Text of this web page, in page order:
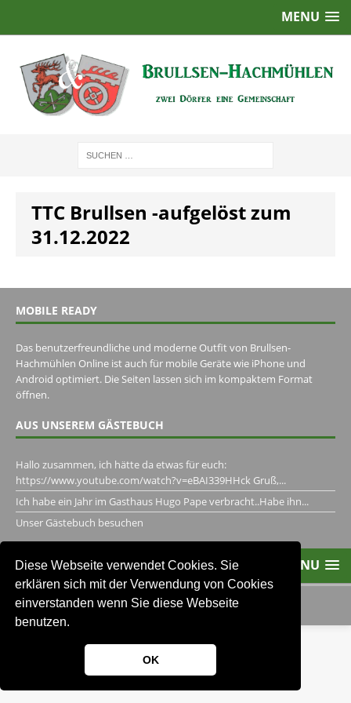
Diese Webseite verwendet Cookies. Sie
erklären sich mit der Verwendung von Cookies
einverstanden wenn Sie diese Webseite
benutzen.
OK
MENU
TTC Brullsen -aufgelöst zum
31.12.2022
MOBILE READY
Das benutzerfreundliche und moderne Outfit von Brullsen-
Hachmühlen Online ist auch für mobile Geräte wie iPhone und
Android optimiert. Die Seiten lassen sich im kompaktem Format
öffnen.
AUS UNSEREM GÄSTEBUCH
Hallo zusammen, ich hätte da etwas für euch:
https://www.youtube.com/watch?v=eBAI339HHck Gruß,...
Ich habe ein Jahr im Gasthaus Hugo Pape verbracht..Habe ihn...
Unser Gästebuch besuchen
MENU
2013-2021 Brullsen-Hachmühlen